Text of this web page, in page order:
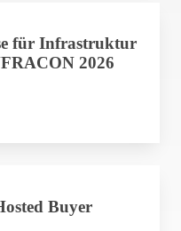
für Infrastruktur
2026
Buyer